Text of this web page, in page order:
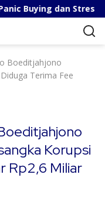
dan Stres
Boeditjahjono
Terima Fee
Korupsi
Rp2,6 Miliar